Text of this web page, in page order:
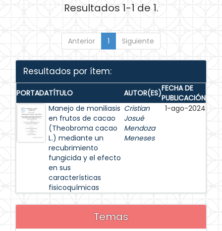
Resultados 1-1 de 1.
Anterior 1 Siguiente
Resultados por ítem:
PORTADATÍTULO AUTOR(ES)FECHA DE
PUBLICACIÓN
Manejo de moniliasis
en frutos de cacao
(Theobroma cacao
L.) mediante un
recubrimiento
fungicida y el efecto
en sus
características
fisicoquímicas
Cristian
Josué
Mendoza
Meneses
1-ago-2024
Temas